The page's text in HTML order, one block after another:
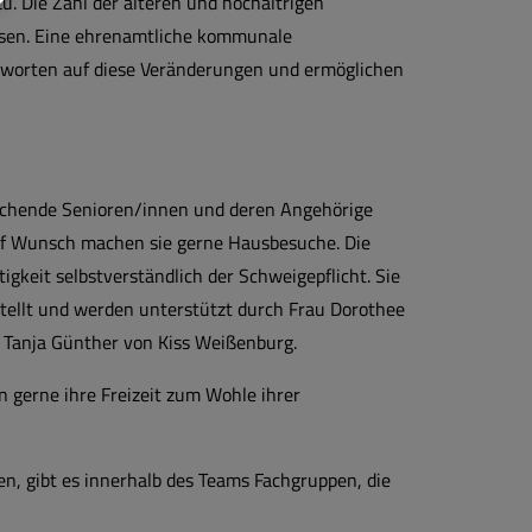
Eine ehrenamtliche kommunale
auf diese Veränderungen und ermöglichen
Senioren/innen und deren Angehörige
machen sie gerne Hausbesuche. Die
selbstverständlich der Schweigepflicht. Sie
und werden unterstützt durch Frau Dorothee
Günther von Kiss Weißenburg.
gerne ihre Freizeit zum Wohle ihrer
gibt es innerhalb des Teams Fachgruppen, die